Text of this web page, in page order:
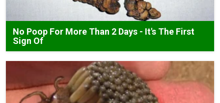
No Poop For More Than 2 Days - It's The First
Sign Of